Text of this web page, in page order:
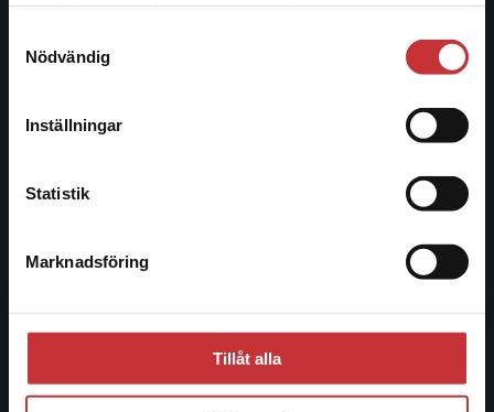
Nödvändig
Inställningar
Statistik
Marknadsföring
Tillåt alla
studentlitteratur.se via en enhet utanför Sverige.
Vi erbjuder inte leveranser utanför Sverige. För
att kunna slutföra ett köp måste
längs hela kunskapsresan.
Kontakta oss
046-31 20 00
Postadress:
Box 141
Åkergränden 1